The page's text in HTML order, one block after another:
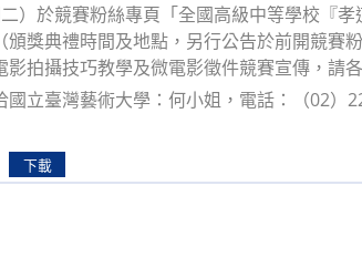
）於競賽粉絲專頁「全國高級中等學校『
獎典禮時間及地點，另行公告於前開競賽
拍攝技巧教學及微電影徵件競賽宣傳，請
立臺灣藝術大學：何小姐，電話：（02）
下載